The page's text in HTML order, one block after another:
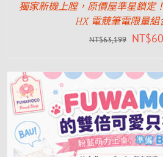
獨家新機上膛，原價屋準星鎖定
HX 電競筆電限量組
NT$63,199 NT$